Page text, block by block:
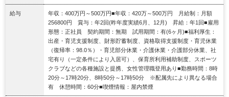
給与
年収：400万円～500万円■年収：420万～500万円 月給制：月額
256800円 賞与：年2回(昨年度実績6月、12月) 昇給：年1回■雇用
形態：正社員 契約期間：無期 試用期間：有(6ヶ月)■福利厚生：
出産・育児支援制度、財形貯蓄制度、資格取得支援制度・育児休業
（復帰率：98.0％）・育児部分休業・介護休業・介護部分休業、社
宅有り（一定条件により入居可）、保育所利用補助制度、スポーツ
クラブなどの各種施設と提携、女性管理職登用あり■勤務時間：8時
20分～17時20分、8時50分～17時50分 ※配属先により異なる場合
有 休憩時間：60分■喫煙情報：屋内禁煙